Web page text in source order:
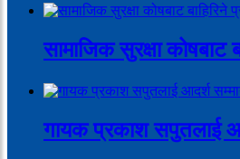
सामाजिक सुरक्षा कोषबाट
गायक प्रकाश सपुतलाई